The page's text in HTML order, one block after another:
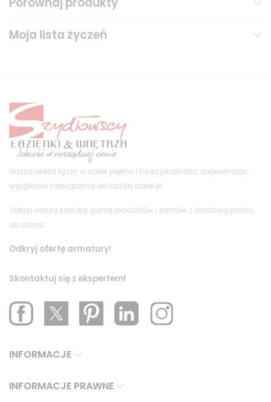
Moja lista życzeń
Nasza oferta łączy w sobie piękno i funkcjonalność, zapewniając
wyjątkowe rozwiązania do każdej łazienki.
Odkryj naszą szeroką gamę produktów i zamów z dostawą prosto
do domu.
Odkryj ofertę armatury!
Skontaktuj się z ekspertem!
INFORMACJE
INFORMACJE PRAWNE